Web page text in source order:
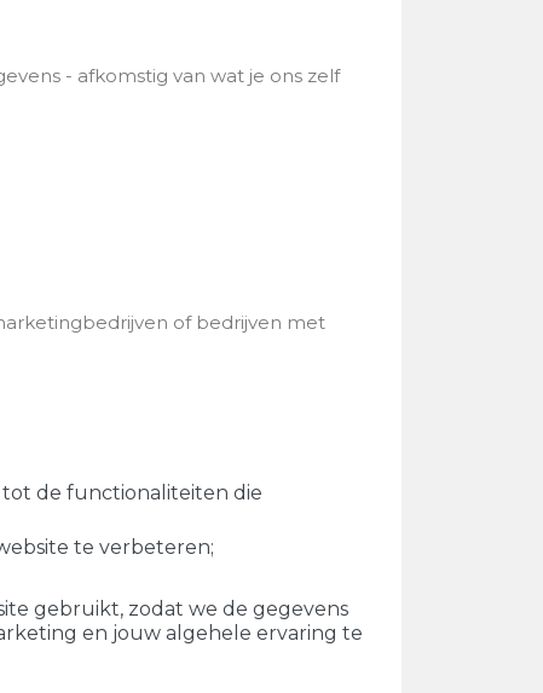
- afkomstig van wat je ons zelf
of bedrijven met
de functionaliteiten die
te verbeteren;
gebruikt, zodat we de gegevens
en jouw algehele ervaring te